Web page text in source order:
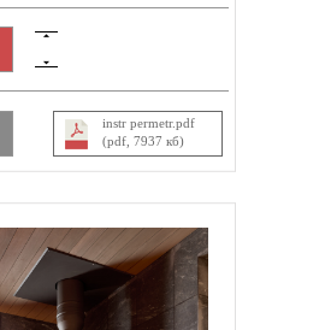
instr permetr.pdf
(pdf, 7937 кб)